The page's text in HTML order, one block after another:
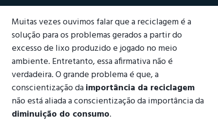
Muitas vezes ouvimos falar que a reciclagem é a
solução para os problemas gerados a partir do
excesso de lixo produzido e jogado no meio
ambiente. Entretanto, essa afirmativa não é
verdadeira. O grande problema é que, a
conscientização daimportância da reciclagem
não está aliada a conscientização da importância da
diminuição do consumo.